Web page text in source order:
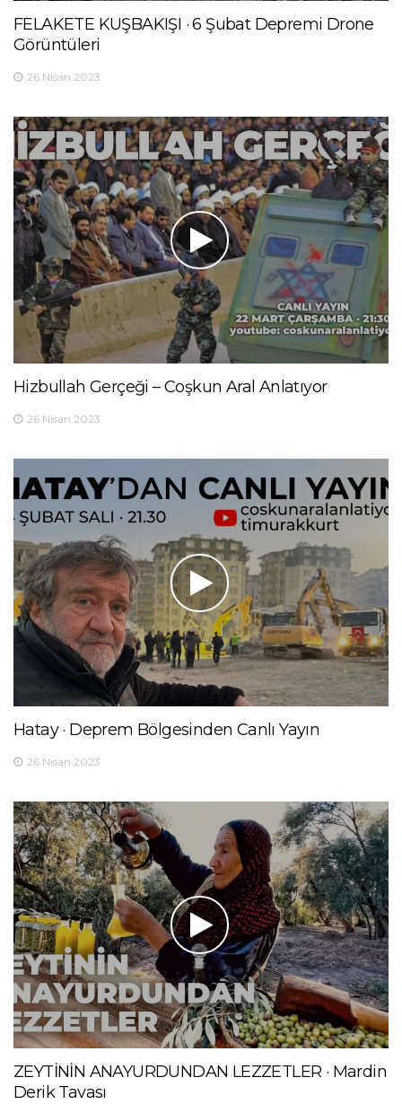
FELAKETE KUŞBAKIŞI · 6 Şubat Depremi Drone
Görüntüleri
26 Nisan 2023
Hizbullah Gerçeği – Coşkun Aral Anlatıyor
26 Nisan 2023
Hatay · Deprem Bölgesinden Canlı Yayın
26 Nisan 2023
ZEYTİNİN ANAYURDUNDAN LEZZETLER · Mardin
Derik Tavası